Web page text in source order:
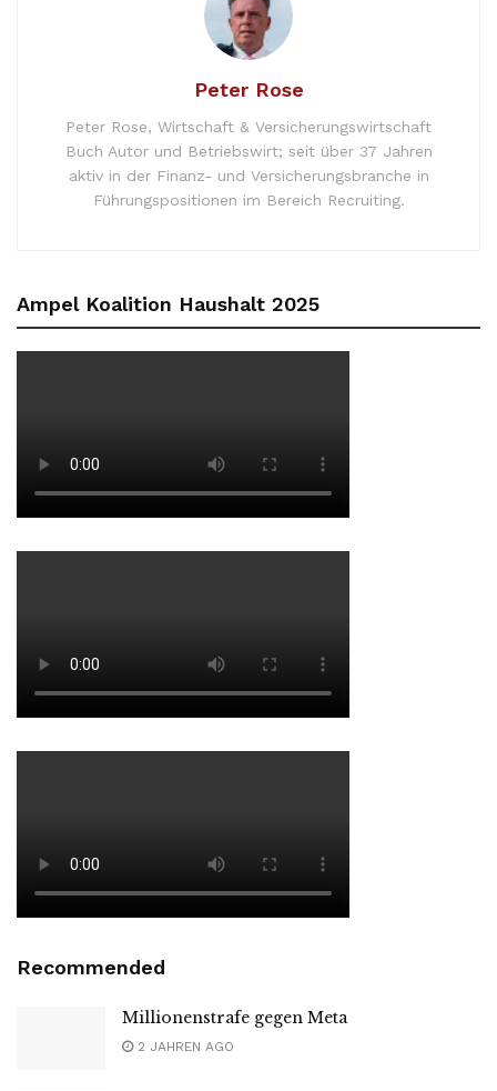
Peter Rose
Peter Rose, Wirtschaft & Versicherungswirtschaft
Buch Autor und Betriebswirt; seit über 37 Jahren
aktiv in der Finanz- und Versicherungsbranche in
Führungspositionen im Bereich Recruiting.
Ampel Koalition Haushalt 2025
Recommended
Millionenstrafe gegen Meta
2 JAHREN AGO